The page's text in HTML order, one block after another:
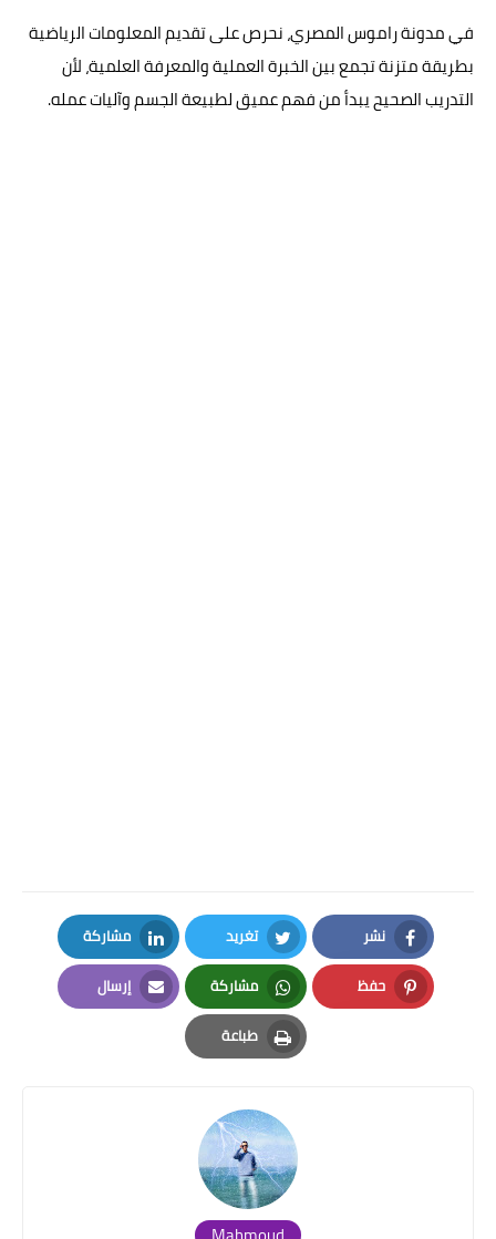
في مدونة راموس المصري، نحرص على تقديم المعلومات الرياضية
بطريقة متزنة تجمع بين الخبرة العملية والمعرفة العلمية، لأن
التدريب الصحيح يبدأ من فهم عميق لطبيعة الجسم وآليات عمله.
نشر
Facebook
تغريد
Twitter
مشاركة
LinkedIn
حفظ
Pinterest
مشاركة
Whatsapp
إرسال
Email
طباعة
Print